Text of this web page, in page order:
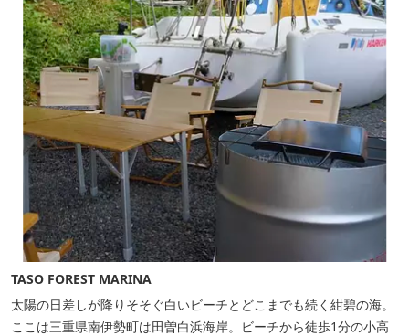
TASO FOREST MARINA
太陽の日差しが降りそそぐ白いビーチとどこまでも続く紺碧の海。
ここは三重県南伊勢町は田曽白浜海岸。ビーチから徒歩1分の小高